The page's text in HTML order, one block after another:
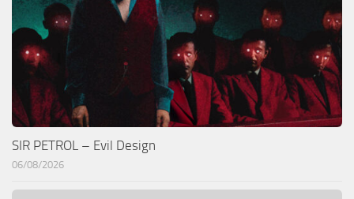
SIR PETROL – Evil Design
06/08/2026